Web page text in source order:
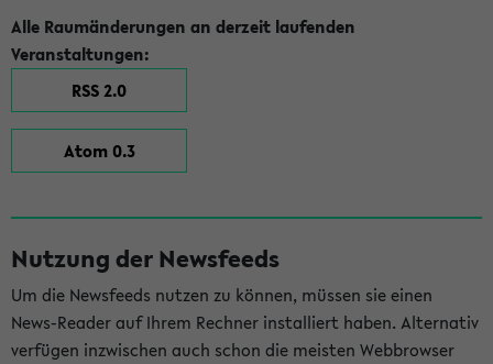
Alle Raumänderungen an derzeit laufenden
Veranstaltungen:
RSS 2.0
Atom 0.3
Nutzung der Newsfeeds
Um die Newsfeeds nutzen zu können, müssen sie einen
News-Reader auf Ihrem Rechner installiert haben. Alternativ
verfügen inzwischen auch schon die meisten Webbrowser